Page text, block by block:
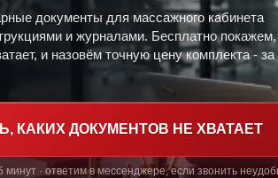
документы для массажного кабинета
и журналами. Бесплатно покажем,
и назовём точную цену комплекта - за
КАКИХ ДОКУМЕНТОВ НЕ ХВАТАЕТ
минут · ответим в мессенджере, если звонить